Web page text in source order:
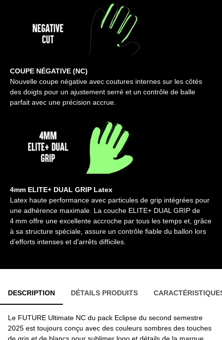
COUPE NÉGATIVE (NC)
Nouvelle coupe négative avec coutures internes sur les côtés
des doigts pour un ajustement serré et un contrôle de balle
parfait avec une précision accrue.
4mm ELITE+ DUAL GRIP Latex
Latex haute performance avec particules de grip intégrées pour
une adhérence maximale. La couche ELITE+ DUAL GRIP de
4 mm offre une excellente accroche par tous les temps et, grâce
à sa structure spéciale, assure un contrôle fiable du ballon lors
d’efforts intenses et d'arrêts difficiles.
DESCRIPTION DÉTAILS PRODUITS
Le FUTURE Ultimate NC du pack Eclipse du second semestre
2025 est toujours conçu avec des couleurs sombres des touches
de gris et de blancs pour sublimer logo et détails de la marque.